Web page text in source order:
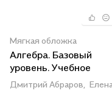
Мягкая обложка
Алгебра. Базовый
уровень. Учебное
пособие в трех
Часть 1. 7 класс
Дмитрий Абраров,